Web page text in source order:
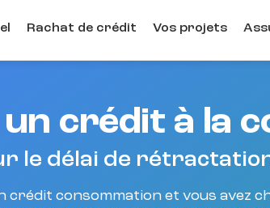
Rachat de crédit Vos projets
crédit à la
le délai de
crédit consommation et vous avez